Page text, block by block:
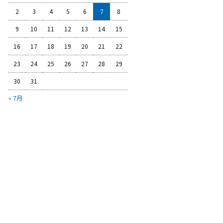
« 7月
2 3 4 5 6 7 8
9 10 11 12 13 14 15
16 17 18 19 20 21 22
23 24 25 26 27 28 29
30 31